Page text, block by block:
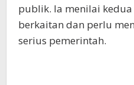
publik. Ia menilai
berkaitan dan perlu
serius pemerintah.